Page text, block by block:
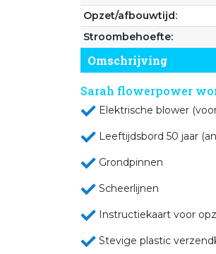
Opzet/afbouwtijd:
Stroombehoefte:
Omschrijving
Sarah flowerpower
Elektrische
Leeftijdsbord 50
Stevige plastic